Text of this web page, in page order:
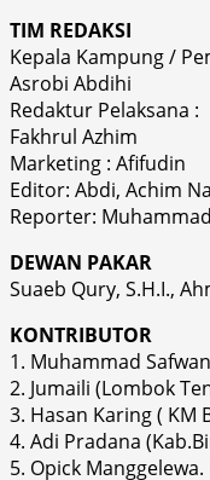
TIM REDAKSI
Kepala Kampung /
Asrobi Abdihi
Redaktur Pelaksana :
Fakhrul Azhim
Marketing : Afifudin
Editor: Abdi, Achim
Reporter:
DEWAN PAKAR
Suaeb Qury, S.H.I.,
KONTRIBUTOR
1. Muhammad
2. Jumaili (Lombok
3. Hasan Karing ( KM
4. Adi Pradana
5. Opick